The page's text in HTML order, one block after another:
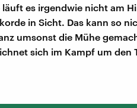
läuft es irgendwie nicht am
in Sicht. Das kann so
umsonst die Mühe
sich im Kampf um den